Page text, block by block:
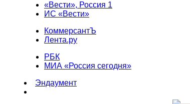
«Вести», Россия 1
ИС «Вести»
КоммерсантЪ
Лента.ру
РБК
МИА «Россия сегодня»
Эндаумент